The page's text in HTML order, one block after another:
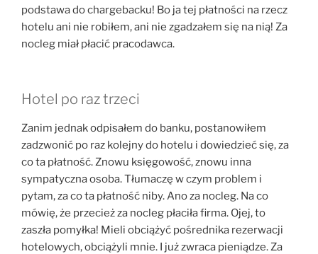
podstawa do chargebacku! Bo ja tej płatności na rzecz
hotelu ani nie robiłem, ani nie zgadzałem się na nią! Za
nocleg miał płacić pracodawca.
Hotel po raz trzeci
Zanim jednak odpisałem do banku, postanowiłem
zadzwonić po raz kolejny do hotelu i dowiedzieć się, za
co ta płatność. Znowu księgowość, znowu inna
sympatyczna osoba. Tłumaczę w czym problem i
pytam, za co ta płatność niby. Ano za nocleg. Na co
mówię, że przecież za nocleg płaciła firma. Ojej, to
zaszła pomyłka! Mieli obciążyć pośrednika rezerwacji
hotelowych, obciążyli mnie. I już zwraca pieniądze. Za